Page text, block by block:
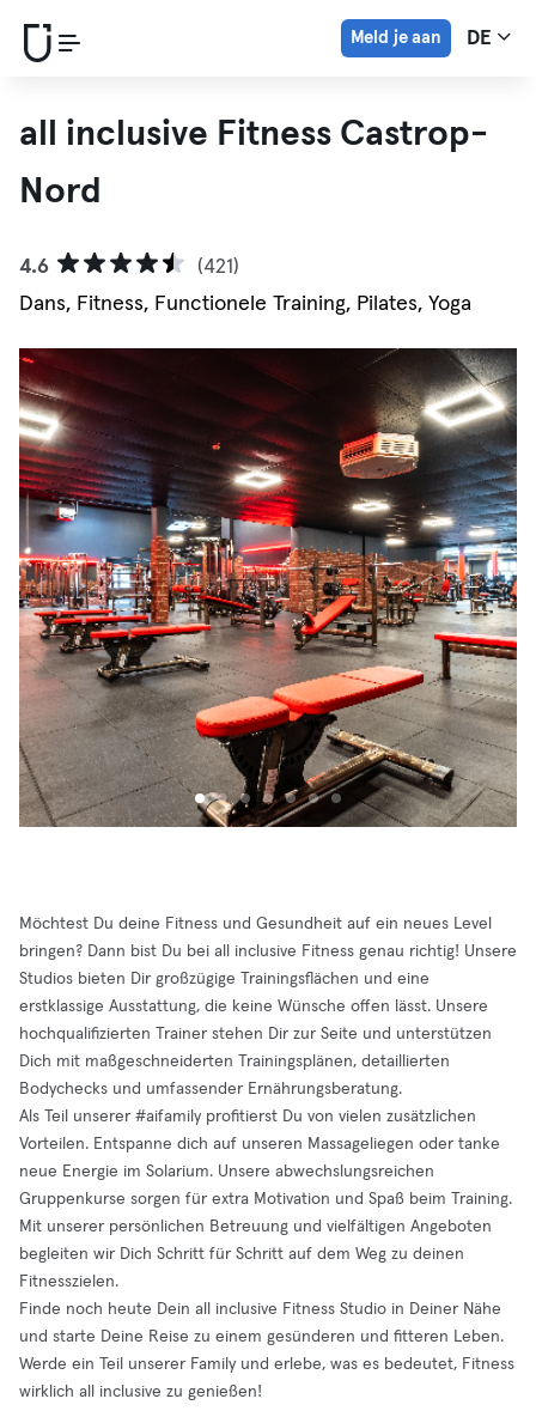
Meld je aan DE
all inclusive Fitness Castrop-
Nord
4.6
(421)
Dans, Fitness, Functionele Training, Pilates, Yoga
Möchtest Du deine Fitness und Gesundheit auf ein neues Level
bringen? Dann bist Du bei all inclusive Fitness genau richtig! Unsere
Studios bieten Dir großzügige Trainingsflächen und eine
erstklassige Ausstattung, die keine Wünsche offen lässt. Unsere
hochqualifizierten Trainer stehen Dir zur Seite und unterstützen
Dich mit maßgeschneiderten Trainingsplänen, detaillierten
Bodychecks und umfassender Ernährungsberatung.
Als Teil unserer #aifamily profitierst Du von vielen zusätzlichen
Vorteilen. Entspanne dich auf unseren Massageliegen oder tanke
neue Energie im Solarium. Unsere abwechslungsreichen
Gruppenkurse sorgen für extra Motivation und Spaß beim Training.
Mit unserer persönlichen Betreuung und vielfältigen Angeboten
begleiten wir Dich Schritt für Schritt auf dem Weg zu deinen
Fitnesszielen.
Finde noch heute Dein all inclusive Fitness Studio in Deiner Nähe
und starte Deine Reise zu einem gesünderen und fitteren Leben.
Werde ein Teil unserer Family und erlebe, was es bedeutet, Fitness
wirklich all inclusive zu genießen!